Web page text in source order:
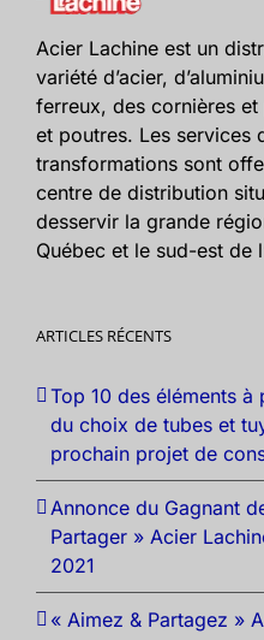
Acier Lachine est un
variété d’acier,
ferreux, des cornières
et poutres. Les services
transformations sont
centre de distribution
desservir la grande
Québec et le sud-est de
ARTICLES RÉCENTS
Top 10 des éléments
du choix de tubes et
prochain projet de
Annonce du Gagnant
Partager » Acier
2021
« Aimez & Partagez »